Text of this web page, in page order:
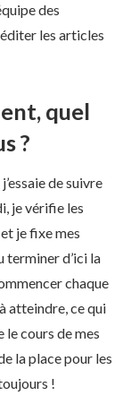
des
les articles
quel
?
de suivre
je vérifie les
je fixe mes
terminer d’ici la
chaque
atteindre, ce qui
cours de mes
la place pour les
!